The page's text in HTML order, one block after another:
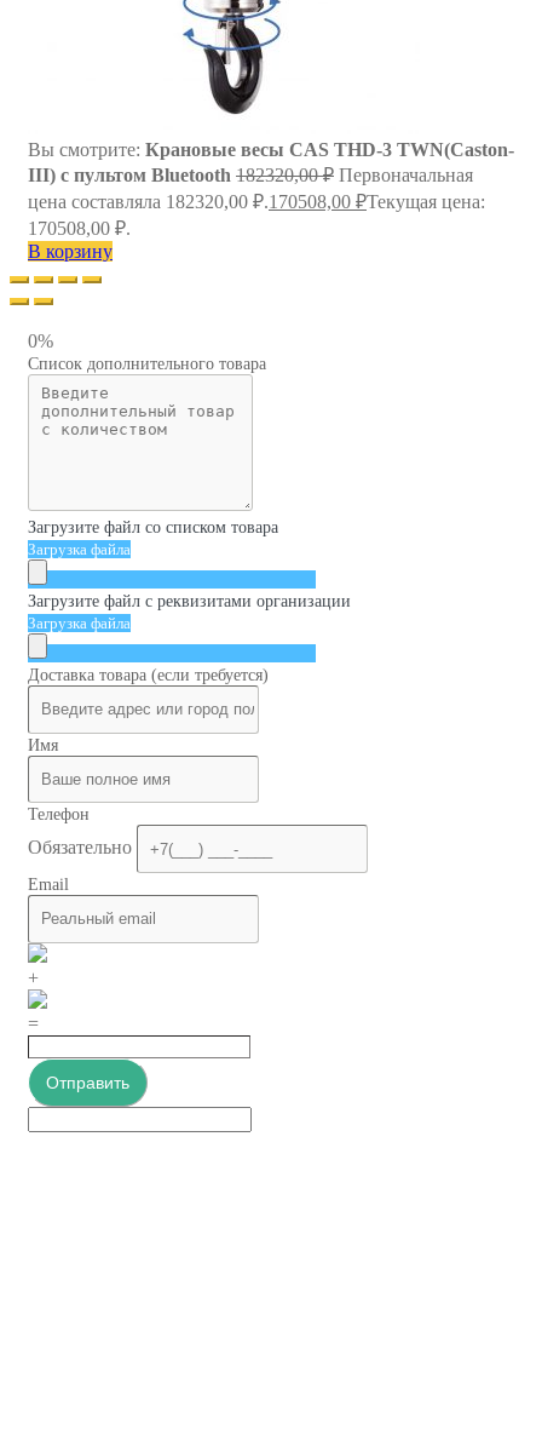
Вы смотрите: Крановые весы CAS THD-3 TWN(Caston-
III) с пультом Bluetooth 182320,00₽ Первоначальная
цена составляла 182320,00 ₽.170508,00 ₽Текущая цена:
170508,00 ₽.
В корзину
0%
Список дополнительного товара
Загрузите файл со списком товара
Загрузка файла
Загрузите файл с реквизитами организации
Загрузка файла
Доставка товара (если требуется)
Имя
Телефон
Обязательно
Email
+
=
Отправить